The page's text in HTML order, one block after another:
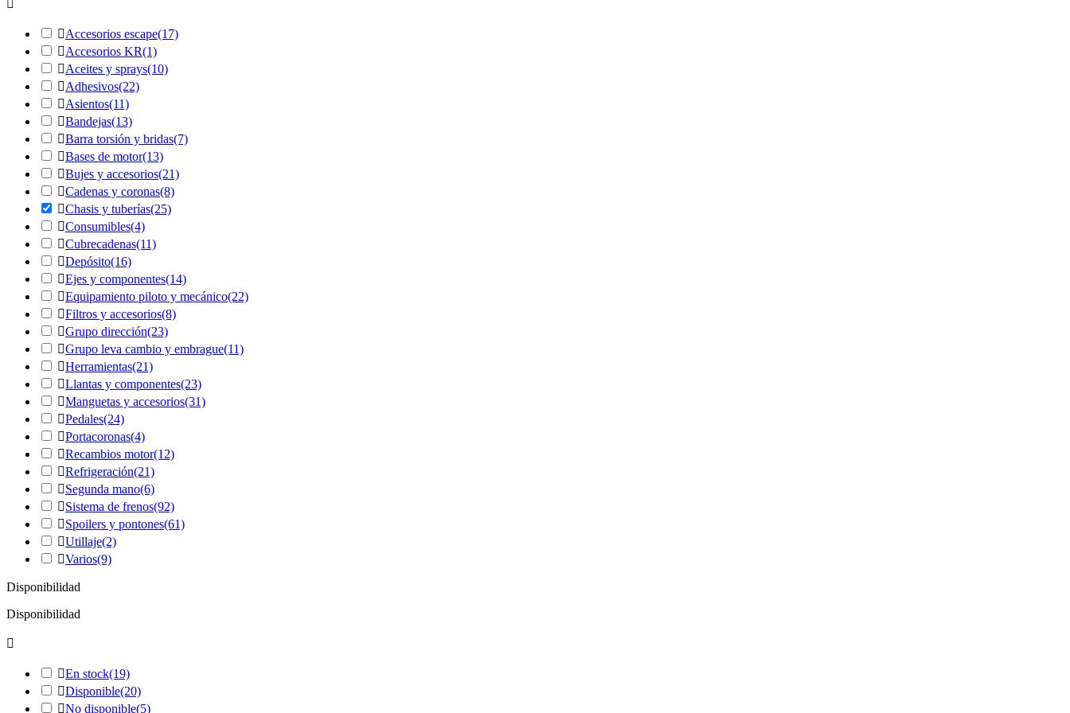

Accesorios escape(17)
Accesorios KR(1)
Aceites y sprays(10)
Adhesivos(22)
Asientos(11)
Bandejas(13)
Barra torsión y bridas(7)
Bases de motor(13)
Bujes y accesorios(21)
Cadenas y coronas(8)
Chasis y tuberías(25)
Consumibles(4)
Cubrecadenas(11)
Depósito(16)
Ejes y componentes(14)
Equipamiento piloto y mecánico(22)
Filtros y accesorios(8)
Grupo dirección(23)
Grupo leva cambio y embrague(11)
Herramientas(21)
Llantas y componentes(23)
Manguetas y accesorios(31)
Pedales(24)
Portacoronas(4)
Recambios motor(12)
Refrigeración(21)
Segunda mano(6)
Sistema de frenos(92)
Spoilers y pontones(61)
Utillaje(2)
Varios(9)
Disponibilidad
Disponibilidad

En stock(19)
Disponible(20)
No disponible(5)